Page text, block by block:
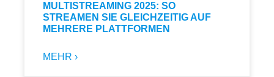
MULTISTREAMING 2025: SO
STREAMEN SIE GLEICHZEITIG AUF
MEHRERE PLATTFORMEN
MEHR ›